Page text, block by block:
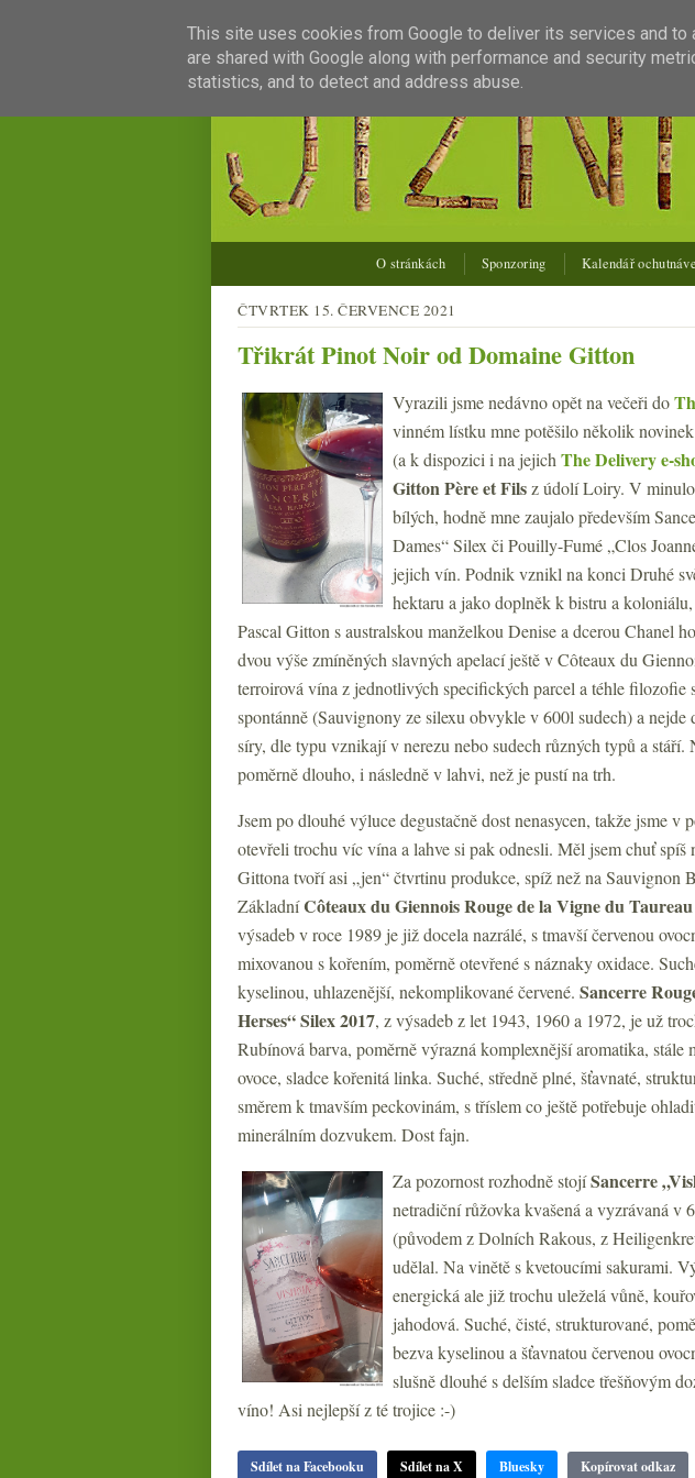
O stránkách Sponzoring Kalendář
ČTVRTEK 15. ČERVENCE 2021
Třikrát Pinot Noir od Domaine Gitton
Vyrazili jsme nedávno opět na večeři do
vinném lístku mne potěšilo několik
(a k dispozici i na jejich The Delivery e-
Gitton Père et Filsz údolí Loiry. V
bílých, hodně mne zaujalo především
Dames“ Silex či Pouilly-Fumé „Clos
jejich vín. Podnik vznikl na konci Druhé
hektaru a jako doplněk k bistru a
Pascal Gitton s australskou manželkou Denise a dcerou Chanel
dvou výše zmíněných slavných apelací ještě v Côteaux du
terroirová vína z jednotlivých specifických parcel a téhle filozofie
spontánně (Sauvignony ze silexu obvykle v 600l sudech) a
síry, dle typu vznikají v nerezu nebo sudech různých typů a stáří.
poměrně dlouho, i následně v lahvi, než je pustí na trh.
Jsem po dlouhé výluce degustačně dost nenasycen, takže jsme v
otevřeli trochu víc vína a lahve si pak odnesli. Měl jsem chuť spíš
Gittona tvoří asi „jen“ čtvrtinu produkce, spíž než na Sauvignon
ZákladníCôteaux du Giennois Rouge de la Vigne du
výsadeb v roce 1989 je již docela nazrálé, s tmavší červenou
mixovanou s kořením, poměrně otevřené s náznaky oxidace.
kyselinou, uhlazenější, nekomplikované červené. Sancerre
Herses“ Silex 2017, z výsadeb z let 1943, 1960 a 1972, je už
Rubínová barva, poměrně výrazná komplexnější aromatika, stále
ovoce, sladce kořenitá linka. Suché, středně plné, šťavnaté,
směrem k tmavším peckovinám, s tříslem co ještě potřebuje
minerálním dozvukem. Dost fajn.
Za pozornost rozhodně stojíSancerre
netradiční růžovka kvašená a vyzrávaná v
(původem z Dolních Rakous, z
udělal. Na vinětě s kvetoucími sakurami.
energická ale již trochu uleželá vůně,
jahodová. Suché, čisté, strukturované,
bezva kyselinou a šťavnatou červenou
slušně dlouhé s delším sladce třešňovým
víno! Asi nejlepší z té trojice :-)
Sdílet na Facebooku Sdílet na X Bluesky Kopírovat odkaz
This site uses cookies from Google to deliver its services and to
are shared with Google along with performance and security
statistics, and to detect and address abuse.